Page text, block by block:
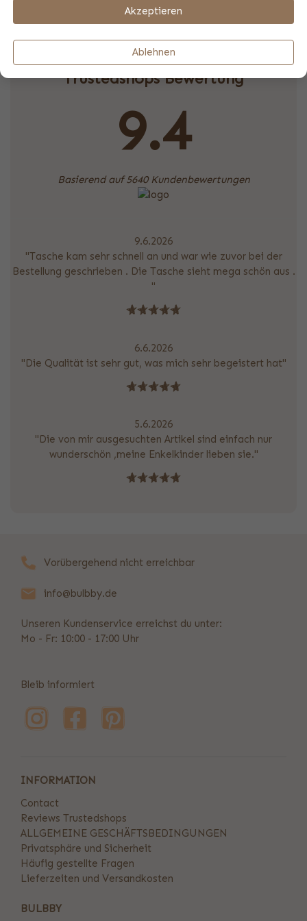
Expressversand möglich, wenn Sie vor 14 Uhr bestellen
versenden wir Ihr Produkt noch am gleichen Tag.
Trustedshops Bewertung
9.4
Basierend auf 5640 Kundenbewertungen
9.6.2026
"Tasche kam sehr schnell an und war wie zuvor bei der
Bestellung geschrieben . Die Tasche sieht mega schön aus .
"
6.6.2026
"Die Qualität ist sehr gut, was mich sehr begeistert hat"
5.6.2026
"Die von mir ausgesuchten Artikel sind einfach nur
wunderschön ,meine Enkelkinder lieben sie."
Vorübergehend nicht erreichbar
info@bulbby.de
Unseren Kundenservice erreichst du unter:
Mo - Fr: 10:00 - 17:00 Uhr
Bleib informiert
INFORMATION
Contact
Reviews Trustedshops
ALLGEMEINE GESCHÄFTSBEDINGUNGEN
Privatsphäre und Sicherheit
Häufig gestellte Fragen
Lieferzeiten und Versandkosten
BULBBY
Akzeptieren
Ablehnen